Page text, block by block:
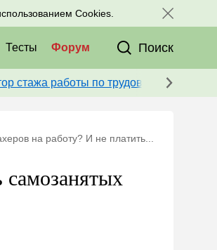
Cookies.
в соц. сетях:
Тесты Форум Поиск
стажа работы по трудовой книжке
на работу? И не платить...